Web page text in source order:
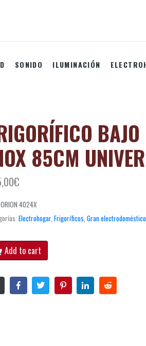
SONIDO ILUMINACIÓN
85CM
€
ORION 4024X
Electrohogar, Frigoríficos, Gran electrodoméstico
Add to cart